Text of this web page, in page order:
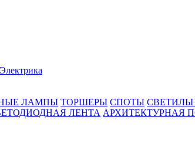
Электрика
ЛАМПЫ ТОРШЕРЫ СПОТЫ
ЛЕНТА АРХИТЕКТУРНАЯ